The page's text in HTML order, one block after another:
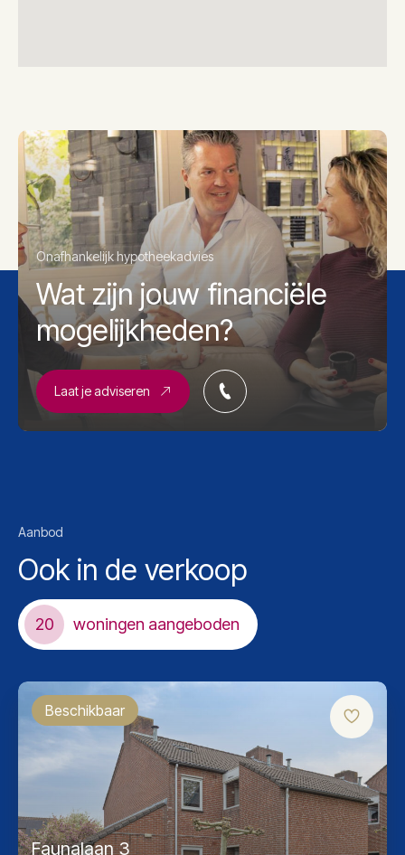
Onafhankelijk hypotheekadvies
Wat zijn jouw financiële
mogelijkheden?
Laat je adviseren
Aanbod
Ook in de verkoop
20 woningen aangeboden
Beschikbaar
Faunalaan 3